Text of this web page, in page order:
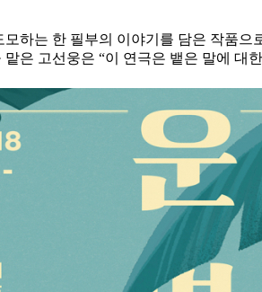
하는 한 필부의 이야기를 담은 작품
은 고선웅은 “이 연극은 뱉은 말에 대